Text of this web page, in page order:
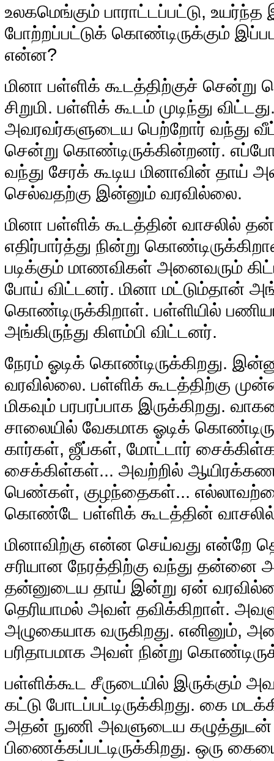
உலகமெங்கும் பாராட்டப்பட்டு,
போற்றப்பட்டுக் கொண்டிருக்கும்
என்ன?
மினா பள்ளிக் கூடத்திற்குச் சென்று
சிறுமி. பள்ளிக் கூடம் முடிந்து
அவரவர்களுடைய பெற்றோர் வந்து
சென்று கொண்டிருக்கின்றனர்.
வந்து சேரக் கூடிய மினாவின்
செல்வதற்கு இன்னும் வரவில்லை.
மினா பள்ளிக் கூடத்தின்
எதிர்பார்த்து நின்று
படிக்கும் மாணவிகள் அனைவரும்
போய் விட்டனர். மினா மட்டும்தான்
கொண்டிருக்கிறாள். பள்ளியில்
அங்கிருந்து கிளம்பி விட்டனர்.
நேரம் ஓடிக் கொண்டிருக்கிறது.
வரவில்லை. பள்ளிக் கூடத்திற்கு
மிகவும் பரபரப்பாக இருக்கிறது.
சாலையில் வேகமாக ஓடிக்
கார்கள், ஜீப்கள், மோட்டார்
சைக்கிள்கள்... அவற்றில்
பெண்கள், குழந்தைகள்...
கொண்டே பள்ளிக் கூடத்தின் வாசலில்
மினாவிற்கு என்ன செய்வது என்றே
சரியான நேரத்திற்கு வந்து தன்னை
தன்னுடைய தாய் இன்று ஏன்
தெரியாமல் அவள் தவிக்கிறாள்.
அழுகையாக வருகிறது. எனினும்,
பரிதாபமாக அவள் நின்று
பள்ளிக்கூட சீருடையில் இருக்கும்
கட்டு போடப்பட்டிருக்கிறது. கை
அதன் நுணி அவளுடைய கழுத்துடன்
பிணைக்கப்பட்டிருக்கிறது. ஒரு